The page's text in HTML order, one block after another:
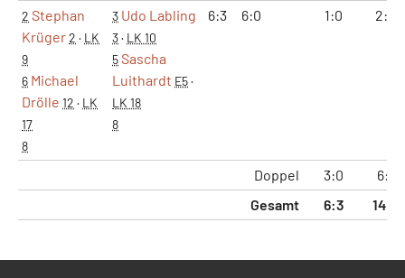
2 Stephan
Krüger2 · LK
9
6 Michael
Drölle 12 · LK
17
8
3 Udo Labling
3· LK 10
5Sascha
Luithardt E5·
LK 18
8
6:3 6:0 1:0 2:0
Doppel 3:0
6:1
Gesamt
6:3 14:7